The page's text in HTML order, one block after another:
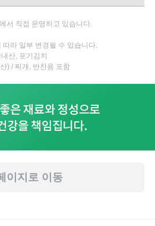
서 직접 운영하고 있습니다.
라 일부 변경될 수 있습니다.
산, 포기김치
) / 찌개, 반찬용 포함
이지로 이동